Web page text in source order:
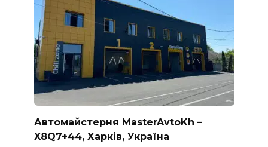
Автомайстерня MasterAvtoKh –
X8Q7+44, Харків, Україна